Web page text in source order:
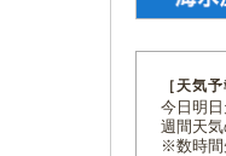
［天気
今日明
週間天
※数時間